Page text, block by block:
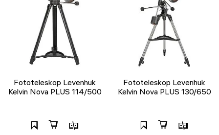
Fototeleskop Levenhuk
Kelvin Nova PLUS 114/500
Fototeleskop Levenhuk
Kelvin Nova PLUS 130/650